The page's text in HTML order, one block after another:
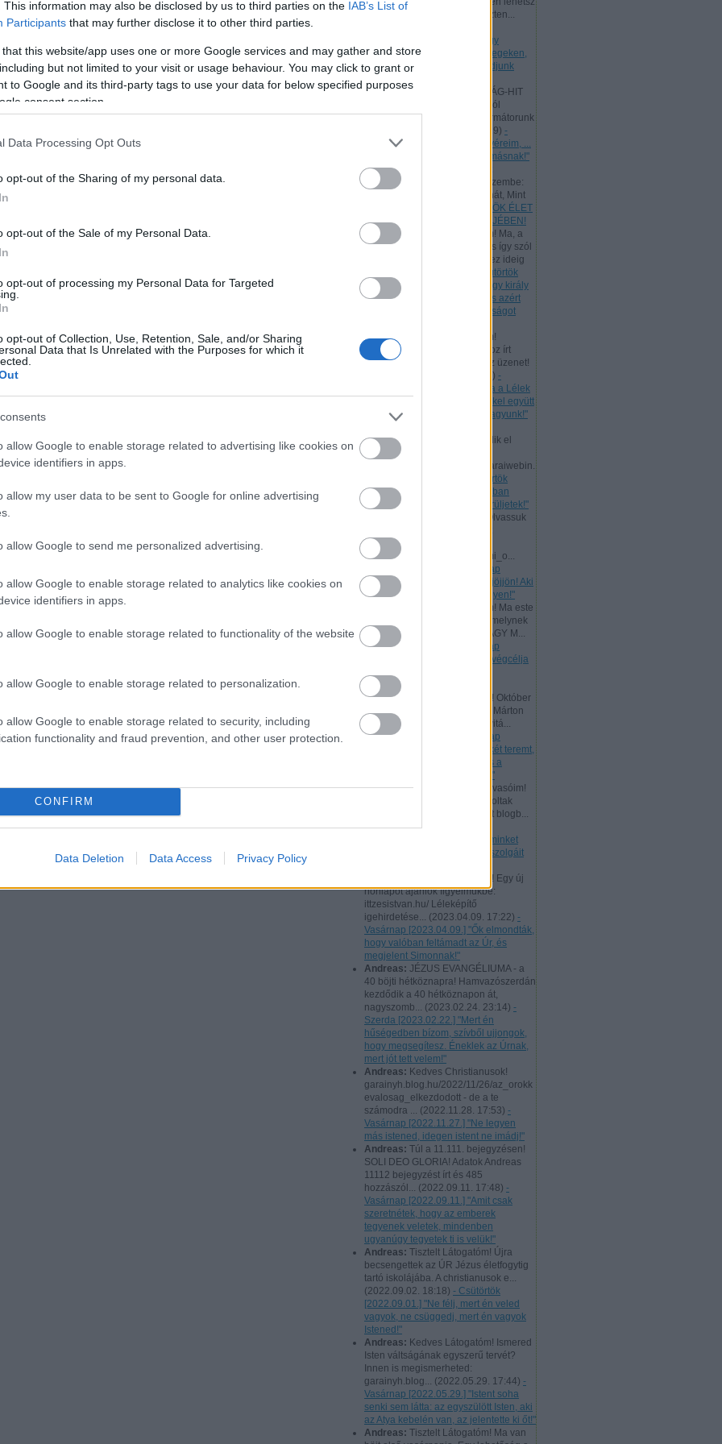
This information may also be disclosed by us to third parties on the IAB’s List of
Participants that may further disclose it to other third parties.
that this website/app uses one or more Google services and may gather and store
but not limited to your visit or usage behaviour. You may click to grant or
to Google and its third-party tags to use your data for below specified purposes
consent section.
Data Processing Opt Outs
opt-out of the Sharing of my personal data.
opt-out of the Sale of my Personal Data.
opt-out of processing my Personal Data for Targeted
opt-out of Collection, Use, Retention, Sale, and/or Sharing
Data that Is Unrelated with the Purposes for which it
allow Google to enable storage related to advertising like cookies on
identifiers in apps.
allow my user data to be sent to Google for online advertising
allow Google to send me personalized advertising.
allow Google to enable storage related to analytics like cookies on
identifiers in apps.
allow Google to enable storage related to functionality of the website
allow Google to enable storage related to personalization.
allow Google to enable storage related to security, including
functionality and fraud prevention, and other user protection.
CONFIRM
Data Deletion Data Access Privacy Policy
az ő tanítványa, mert a kereszten...
[2025.09.01.] "Mivel tehát nagy
főpapunk van, aki áthatolt az egeken,
Jézus, az Isten Fia, ragaszkodjunk
Andreas:A SZENTHÁROMSÁG-HIT
LÉNYEGE A Szentháromságról
Athanasius hitvallása és reformátorunk
2025.06.19. 19:19) -
Vasárnap [2025.06.15.] "Testvéreim, ...
szeretetben szolgáljatok egymásnak!"
Andreas:
énekének ez a verse jutott eszembe:
"Úgy tégy és csak úgy taníts hát, Mint
ÖRÖK ÉLET
BESZÉDE - PÜNKÖSD BÖJTJÉBEN!
Andreas:
Kedves Látogatóim! Ma, a
munka ünnepén, az ÚR Jézus így szól
hozzánk: "Az én Atyám mind ez ideig
- Csütörtök
[2025.05.01.] "Te mondod, hogy király
vagyok. Én azért születtem, és azért
jöttem a világba, hogy bizonyságot
Andreas:
Kedves Látogatóim!
Tanulmányozzuk a rómaiakhoz írt
levelet, mert nekünk is szól az üzenet!
) -
Csütörtök [2024.07.11.] "Maga a Lélek
tesz bizonyságot a mi lelkünkkel együtt
arról, hogy Isten gyermekei vagyunk!"
mennybemenetelével kezdődik el
Pünkösd böjtje!
www.garainyh.hu/garainyh/garaiwebin.
- Csütörtök
[2024.05.09.] "Örüljetek az Úrban
mindenkor! Ismét mondom: örüljetek!"
Nagyheti ajánlat! Olvassuk
párhuzamosan:
www.garainyh.hu/evangeliumi_o...
- Vasárnap
[2024.03.17.] "Aki szomjazik, jöjjön! Aki
akarja, vegye az élet vizét ingyen!"
Kedves Látogatóim! Ma este
zárult az idei Aliansz imahét, melynek
főtémája ez volt: ELŐRE A NAGY M...
(2024.01.15. 11:35
- Vasárnap
[2024.01.14.] "Mert a törvény végcélja
megigazulására!"
Andreas:
Tisztelt Látogatóim! Október
a reformáció hónapja. Luther Márton
506 évvel ezelőtt bocsátotta vitá...
(2023.10.02. 22:41
- Vasárnap
[2023.10.01.] "Az igazság békét teremt,
és az igazság a nyugalmat és a
biztonságot szolgálja örökké!"
Andreas:Tisztelt hűséges Olvasóim!
Augusztus 10-től 21-ig nem voltak
elérhetőek a naponta feltöltött blogb...
(2023.08.21. 22:46
[2023.08.21.] "Úgy tekintsen minket
minden ember, mint Krisztus szolgáit
Tisztelt Látogatóim! Egy új
honlapot ajánlok figyelmükbe:
ittzesistvan.hu/ Léleképítő
igehirdetése... (2023.04.09. 17:22) -
Vasárnap [2023.04.09.] "Ők elmondták,
hogy valóban feltámadt az Úr, és
megjelent Simonnak!"
Andreas: JÉZUS EVANGÉLIUMA - a
40 böjti hétköznapra! Hamvazószerdán
kezdődik a 40 hétköznapon át,
nagyszomb... (2023.02.24. 23:14) -
Szerda [2023.02.22.] "Mert én
hűségedben bízom, szívből ujjongok,
hogy megsegítesz. Éneklek az Úrnak,
mert jót tett velem!"
Andreas: Kedves Christianusok!
garainyh.blog.hu/2022/11/26/az_orokk
evalosag_elkezdodott - de a te
számodra ... (2022.11.28. 17:53) -
Vasárnap [2022.11.27.] "Ne legyen
más istened, idegen istent ne imádj!"
Andreas: Túl a 11.111. bejegyzésen!
SOLI DEO GLORIA! Adatok Andreas
11112 bejegyzést írt és 485
hozzászól... (2022.09.11. 17:48) -
Vasárnap [2022.09.11.] "Amit csak
szeretnétek, hogy az emberek
tegyenek veletek, mindenben
ugyanúgy tegyetek ti is velük!"
Andreas: Tisztelt Látogatóm! Újra
becsengettek az ÚR Jézus életfogytig
tartó iskolájába. A christianusok e...
(2022.09.02. 18:18) - Csütörtök
[2022.09.01.] "Ne félj, mert én veled
vagyok, ne csüggedj, mert én vagyok
Istened!"
Andreas: Kedves Látogatóm! Ismered
Isten váltságának egyszerű tervét?
Innen is megismerheted:
garainyh.blog... (2022.05.29. 17:44) -
Vasárnap [2022.05.29.] "Istent soha
senki sem látta: az egyszülött Isten, aki
az Atya kebelén van, az jelentette ki őt!"
Andreas: Tisztelt Látogatóm! Ma van
út a mennybe visz! Jézus megmentett juha vagyok én
Fia!